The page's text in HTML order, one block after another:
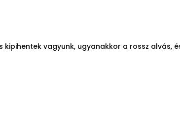
vagyunk, ugyanakkor a rossz alvás,